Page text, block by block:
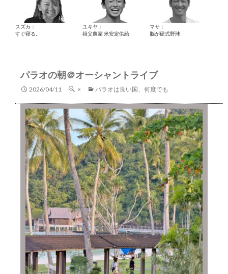
スズカ：
すぐ寝る。
ユキヤ：
祖父農家 米安定供給
マサ：
脳が硬式野球
パラオの朝＠オーシャントライブ
2026/04/11 × パラオは良い国、何度でも